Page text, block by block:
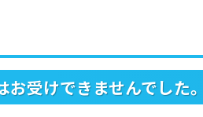
お受けできませんでした